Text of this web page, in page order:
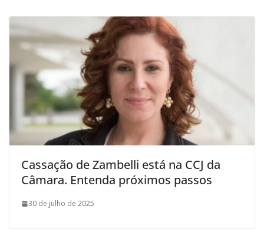
Cassação de Zambelli está na CCJ da
Câmara. Entenda próximos passos
30 de julho de 2025